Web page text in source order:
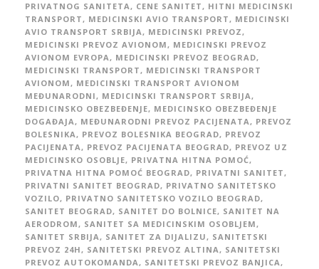
PRIVATNOG SANITETA, CENE SANITET, HITNI MEDICINSKI
TRANSPORT, MEDICINSKI AVIO TRANSPORT, MEDICINSKI
AVIO TRANSPORT SRBIJA, MEDICINSKI PREVOZ,
MEDICINSKI PREVOZ AVIONOM, MEDICINSKI PREVOZ
AVIONOM EVROPA, MEDICINSKI PREVOZ BEOGRAD,
MEDICINSKI TRANSPORT, MEDICINSKI TRANSPORT
AVIONOM, MEDICINSKI TRANSPORT AVIONOM
MEĐUNARODNI, MEDICINSKI TRANSPORT SRBIJA,
MEDICINSKO OBEZBEĐENJE, MEDICINSKO OBEZBEĐENJE
DOGAĐAJA, MEĐUNARODNI PREVOZ PACIJENATA, PREVOZ
BOLESNIKA, PREVOZ BOLESNIKA BEOGRAD, PREVOZ
PACIJENATA, PREVOZ PACIJENATA BEOGRAD, PREVOZ UZ
MEDICINSKO OSOBLJE, PRIVATNA HITNA POMOĆ,
PRIVATNA HITNA POMOĆ BEOGRAD, PRIVATNI SANITET,
PRIVATNI SANITET BEOGRAD, PRIVATNO SANITETSKO
VOZILO, PRIVATNO SANITETSKO VOZILO BEOGRAD,
SANITET BEOGRAD, SANITET DO BOLNICE, SANITET NA
AERODROM, SANITET SA MEDICINSKIM OSOBLJEM,
SANITET SRBIJA, SANITET ZA DIJALIZU, SANITETSKI
PREVOZ 24H, SANITETSKI PREVOZ ALTINA, SANITETSKI
PREVOZ AUTOKOMANDA, SANITETSKI PREVOZ BANJICA,